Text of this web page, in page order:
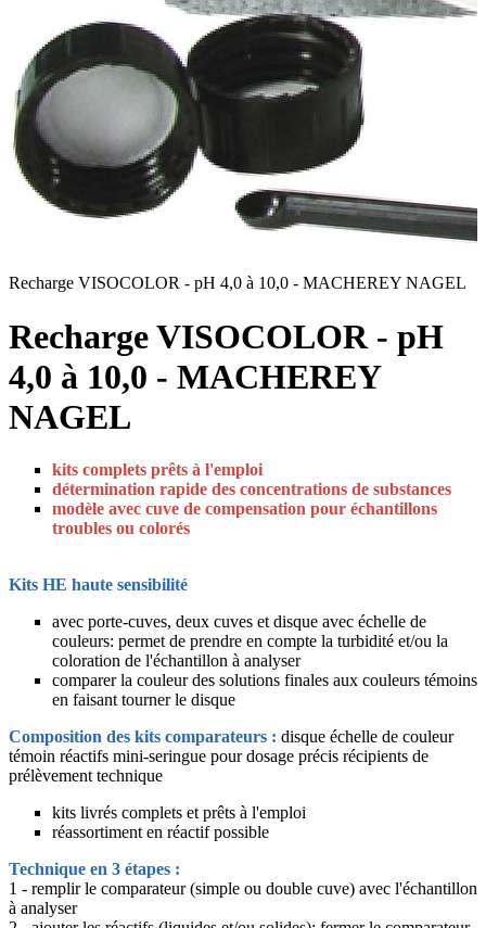
Recharge VISOCOLOR - pH 4,0 à 10,0 - MACHEREY NAGEL
Recharge VISOCOLOR - pH
4,0 à 10,0 - MACHEREY
NAGEL
kits complets prêts à l'emploi
détermination rapide des concentrations de substances
modèle avec cuve de compensation pour échantillons
troubles ou colorés
Kits HE haute sensibilité
avec porte-cuves, deux cuves et disque avec échelle de
couleurs: permet de prendre en compte la turbidité et/ou la
coloration de l'échantillon à analyser
comparer la couleur des solutions finales aux couleurs témoins
en faisant tourner le disque
Composition des kits comparateurs : disque échelle de couleur
témoin réactifs mini-seringue pour dosage précis récipients de
prélèvement technique
kits livrés complets et prêts à l'emploi
réassortiment en réactif possible
Technique en 3 étapes :
1 - remplir le comparateur (simple ou double cuve) avec l'échantillon
à analyser